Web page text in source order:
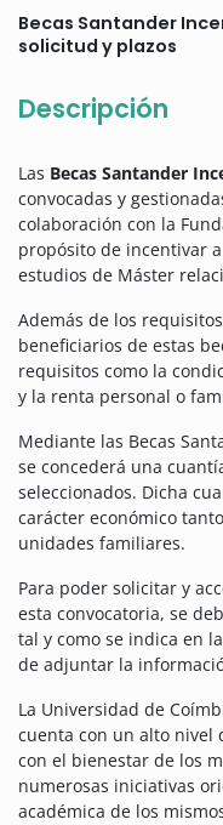
Becas Santander
solicitud y plazos
Descripción
Las Becas Santander
convocadas y
colaboración con la
propósito de incentivar
estudios de Máster
Además de los
beneficiarios de estas
requisitos como la
y la renta personal o
Mediante las Becas
se concederá una
seleccionados. Dicha
carácter económico
unidades familiares.
Para poder solicitar y
esta convocatoria, se
tal y como se indica en
de adjuntar la
La Universidad de
cuenta con un alto nivel
con el bienestar de los
numerosas iniciativas
académica de los